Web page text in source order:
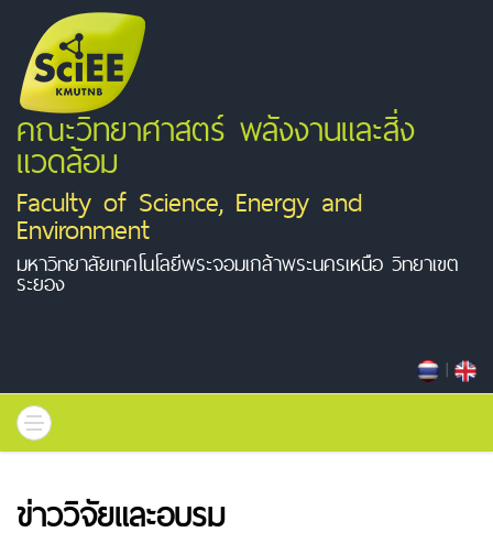
คณะวิทยาศาสตร์ พลังงานและสิ่ง
แวดล้อม
Faculty of Science, Energy and
Environment
มหาวิทยาลัยเทคโนโลยีพระจอมเกล้าพระนครเหนือ วิทยาเขต
ระยอง
|
ข่าววิจัยและอบรม